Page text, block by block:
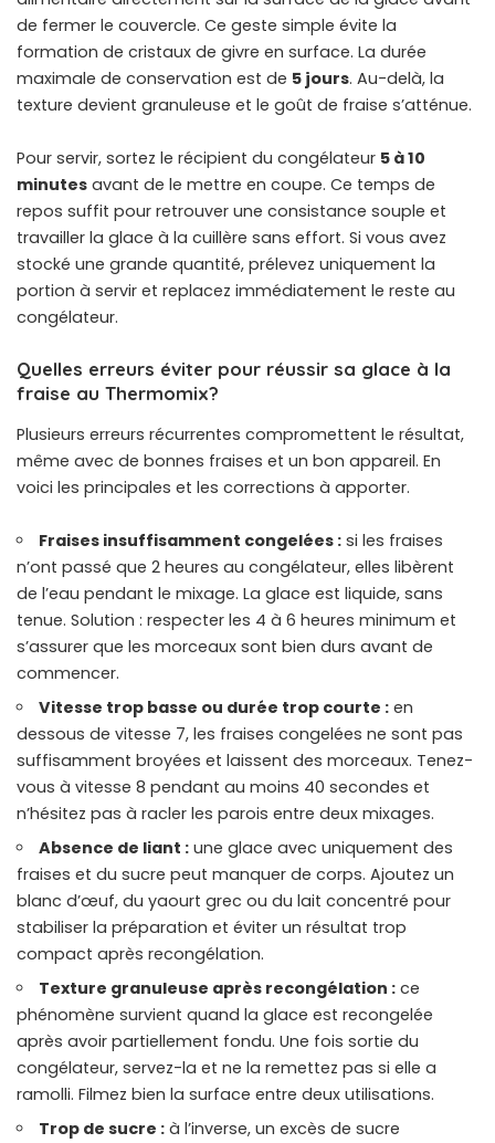
de fermer le couvercle. Ce geste simple évite la
formation de cristaux de givre en surface. La durée
maximale de conservation est de 5 jours. Au-delà, la
texture devient granuleuse et le goût de fraise s’atténue.
Pour servir, sortez le récipient du congélateur 5 à 10
minutes avant de le mettre en coupe. Ce temps de
repos suffit pour retrouver une consistance souple et
travailler la glace à la cuillère sans effort. Si vous avez
stocké une grande quantité, prélevez uniquement la
portion à servir et replacez immédiatement le reste au
congélateur.
Quelles erreurs éviter pour réussir sa glace à la
fraise au Thermomix?
Plusieurs erreurs récurrentes compromettent le résultat,
même avec de bonnes fraises et un bon appareil. En
voici les principales et les corrections à apporter.
Fraises insuffisamment congelées : si les fraises
n’ont passé que 2 heures au congélateur, elles libèrent
de l’eau pendant le mixage. La glace est liquide, sans
tenue. Solution : respecter les 4 à 6 heures minimum et
s’assurer que les morceaux sont bien durs avant de
commencer.
Vitesse trop basse ou durée trop courte : en
dessous de vitesse 7, les fraises congelées ne sont pas
suffisamment broyées et laissent des morceaux. Tenez-
vous à vitesse 8 pendant au moins 40 secondes et
n’hésitez pas à racler les parois entre deux mixages.
Absence de liant : une glace avec uniquement des
fraises et du sucre peut manquer de corps. Ajoutez un
blanc d’œuf, du yaourt grec ou du lait concentré pour
stabiliser la préparation et éviter un résultat trop
compact après recongélation.
Texture granuleuse après recongélation : ce
phénomène survient quand la glace est recongelée
après avoir partiellement fondu. Une fois sortie du
congélateur, servez-la et ne la remettez pas si elle a
ramolli. Filmez bien la surface entre deux utilisations.
Trop de sucre : à l’inverse, un excès de sucre